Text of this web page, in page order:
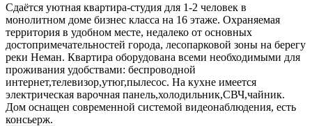
Сдаётся уютная квартира-студия для 1-2 человек в
монолитном доме бизнес класса на 16 этаже. Охраняемая
территория в удобном месте, недалеко от основных
достопримечательностей города, лесопарковой зоны на берегу
реки Неман. Квартира оборудована всеми необходимыми для
проживания удобствами: беспроводной
интернет,телевизор,утюг,пылесос. На кухне имеется
электрическая варочная панель,холодильник,СВЧ,чайник.
Дом оснащен современной системой видеонаблюдения, есть
консьерж.